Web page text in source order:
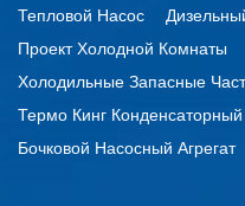
Тепловой Насос
Проект Холодной Комнаты
Холодильные Запасные
Термо Кинг Конденсаторный
Бочковой Насосный Агрегат